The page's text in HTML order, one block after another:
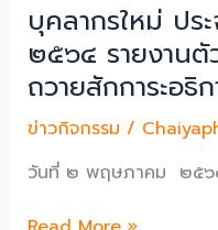
มหาวิทยาลัย
มหิดล
ศาลา
บุคลากรใหม่ ปร
๒๕๖๔ รายงานตั
ถวายสักการะอธิ
ข่าวกิจกรรม /
วันที่ ๒ พฤษภาคม ๒๕๖